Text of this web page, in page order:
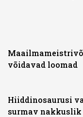
võidavad loomad
Hiiddinosaurusi
surmav nakkuslik